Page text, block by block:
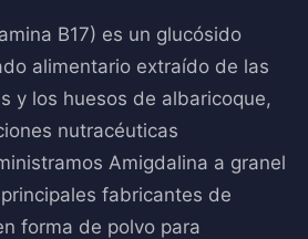
B17) es un glucósido
alimentario extraído de las
y los huesos de albaricoque,
nutracéuticas
Amigdalina a granel
fabricantes de
forma de polvo para